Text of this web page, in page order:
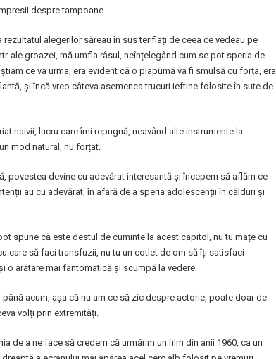
despre tampoane.
alegerilor săreau în sus terifiați de ceea ce vedeau pe
ale groazei, mă umfla râsul, neînțelegând cum se pot speria de
ce va urma, era evident că o plapumă va fi smulsă cu forța, era
și încă vreo câteva asemenea trucuri ieftine folosite în sute de
naivii, lucru care îmi repugnă, neavând alte instrumente la
mod natural, nu forțat.
povestea devine cu adevărat interesantă și începem să aflăm ce
au cu adevărat, în afară de a speria adolescenții în călduri și
spune că este destul de cuminte la acest capitol, nu tu mațe cu
care să faci transfuzii, nu tu un cotlet de om să îți satisfaci
o arătare mai fantomatică și scumpă la vedere.
acum, așa că nu am ce să zic despre actorie, poate doar de
volți prin extremități.
de a ne face să credem că urmărim un film din anii 1960, ca un